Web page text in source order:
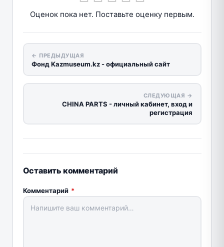
Оценок пока нет. Поставьте оценку первым.
← ПРЕДЫДУЩАЯ
Фонд Kazmuseum.kz - официальный сайт
СЛЕДУЮЩАЯ →
CHINA PARTS - личный кабинет, вход и
регистрация
Оставить комментарий
Комментарий *